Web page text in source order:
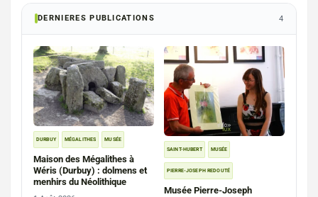
DERNIERES PUBLICATIONS 4
DURBUY MÉGALITHES MUSÉE
Maison des Mégalithes à
Wéris (Durbuy) : dolmens et
menhirs du Néolithique
SAINT-HUBERT MUSÉE
PIERRE-JOSEPH REDOUTÉ
Musée Pierre-Joseph